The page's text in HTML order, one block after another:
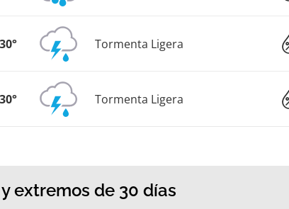
30° Tormenta Ligera
30° Tormenta Ligera
extremos de 30 días